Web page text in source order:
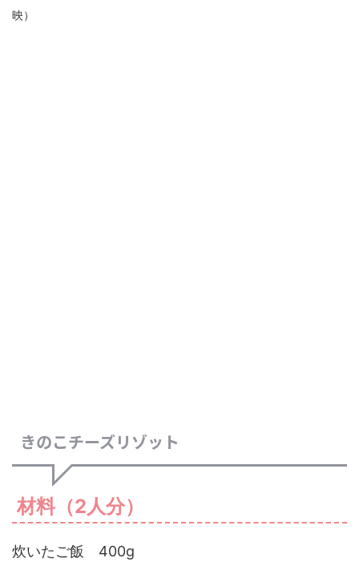
映）
きのこチーズリゾット
材料（2人分）
炊いたご飯 400g